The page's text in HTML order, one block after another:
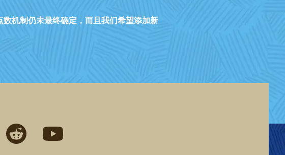
机制仍未最终确定，而且我们希望添加新
twitch
Find me on redditFind me on youtube